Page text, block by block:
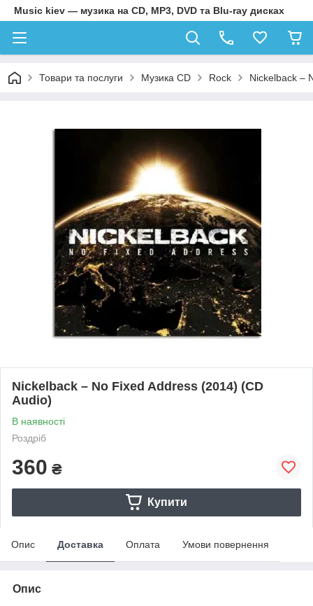
Music kiev — музика на CD, MP3, DVD та Blu-ray дисках
Товари та послуги Музика CD Rock Nickelback –
Nickelback – No Fixed Address (2014) (CD
Audio)
В наявності
Роздріб
360 ₴
Купити
Опис Доставка Оплата Умови повернення
Опис